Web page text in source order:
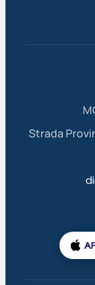
Strada